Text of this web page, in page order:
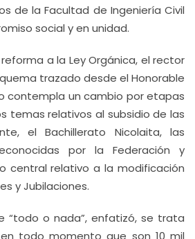
de la Facultad de Ingeniería Civil
social y en unidad.
a la Ley Orgánica, el rector
trazado desde el Honorable
contempla un cambio por etapas
temas relativos al subsidio de las
el Bachillerato Nicolaita, las
por la Federación y
central relativo a la modificación
y Jubilaciones.
“todo o nada”, enfatizó, se trata
todo momento que son 10 mil